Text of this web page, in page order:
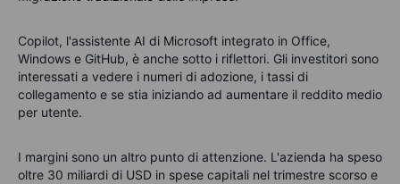
Copilot, l'assistente AI di Microsoft integrato in Office,
Windows e GitHub, è anche sotto i riflettori. Gli investitori sono
interessati a vedere i numeri di adozione, i tassi di
collegamento e se stia iniziando ad aumentare il reddito medio
per utente.
I margini sono un altro punto di attenzione. L'azienda ha speso
oltre 30 miliardi di USD in spese capitali nel trimestre scorso e